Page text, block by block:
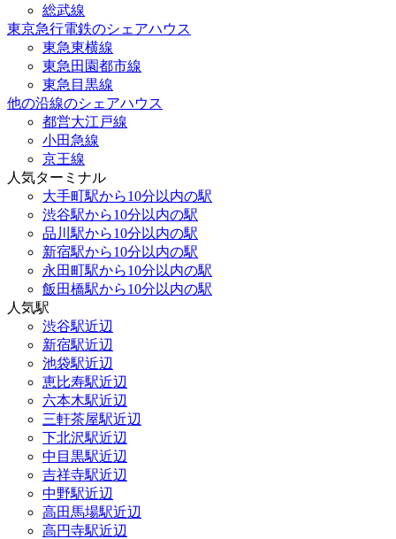
総武線
東京急行電鉄のシェアハウス
東急東横線
東急田園都市線
東急目黒線
他の沿線のシェアハウス
都営大江戸線
小田急線
京王線
人気ターミナル
大手町駅から10分以内の駅
渋谷駅から10分以内の駅
品川駅から10分以内の駅
新宿駅から10分以内の駅
永田町駅から10分以内の駅
飯田橋駅から10分以内の駅
人気駅
渋谷駅近辺
新宿駅近辺
池袋駅近辺
恵比寿駅近辺
六本木駅近辺
三軒茶屋駅近辺
下北沢駅近辺
中目黒駅近辺
吉祥寺駅近辺
中野駅近辺
高田馬場駅近辺
高円寺駅近辺